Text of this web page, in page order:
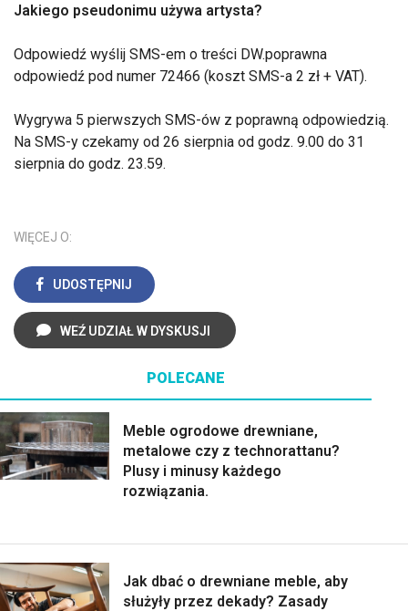
Jakiego pseudonimu używa artysta?
Odpowiedź wyślij SMS-em o treści DW.poprawna
odpowiedź pod numer 72466 (koszt SMS-a 2 zł + VAT).
Wygrywa 5 pierwszych SMS-ów z poprawną odpowiedzią.
Na SMS-y czekamy od 26 sierpnia od godz. 9.00 do 31
sierpnia do godz. 23.59.
WIĘCEJ O:
UDOSTĘPNIJ
WEŹ UDZIAŁ W DYSKUSJI
POLECANE
Meble ogrodowe drewniane,
metalowe czy z technorattanu?
Plusy i minusy każdego
rozwiązania.
Jak dbać o drewniane meble, aby
służyły przez dekady? Zasady